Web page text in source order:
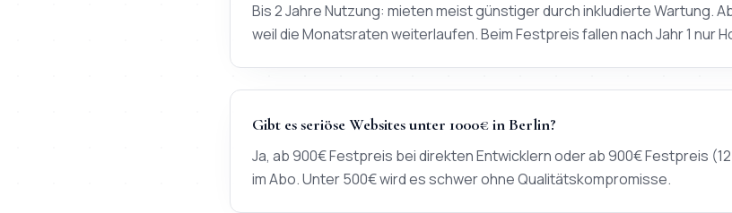
Bis 2 Jahre Nutzung: mieten meist günstiger durch inkludierte Wartung.
weil die Monatsraten weiterlaufen. Beim Festpreis fallen nach Jahr 1 nur
Gibt es seriöse Websites unter 1000€ in Berlin?
Ja, ab 900€ Festpreis bei direkten Entwicklern oder ab 900€ Festpreis
im Abo. Unter 500€ wird es schwer ohne Qualitätskompromisse.